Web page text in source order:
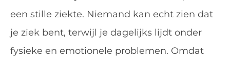
een stille ziekte. Niemand kan echt zien dat
je ziek bent, terwijl je dagelijks lijdt onder
fysieke en emotionele problemen. Omdat